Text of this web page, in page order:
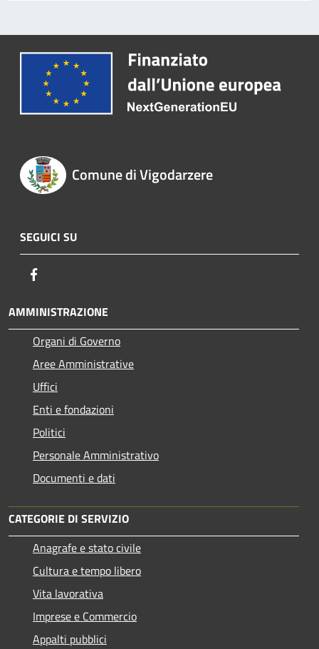
Comune di Vigodarzere
SEGUICI SU
AMMINISTRAZIONE
Organi di Governo
Aree Amministrative
Uffici
Enti e fondazioni
Politici
Personale Amministrativo
Documenti e dati
CATEGORIE DI SERVIZIO
Anagrafe e stato civile
Cultura e tempo libero
Vita lavorativa
Imprese e Commercio
Appalti pubblici